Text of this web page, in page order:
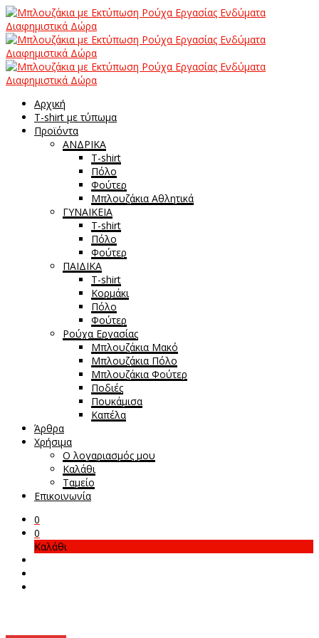
Αρχική
T-shirt με τύπωμα
Προϊόντα
ΑΝΔΡΙΚΑ
T-shirt
Πόλο
Φούτερ
Μπλουζάκια Αθλητικά
ΓΥΝΑΙΚΕΙΑ
T-shirt
Πόλο
Φούτερ
ΠΑΙΔΙΚΑ
T-shirt
Κορμάκι
Πόλο
Φούτερ
Ρούχα Εργασίας
Μπλουζάκια Μακό
Μπλουζάκια Πόλο
Μπλουζάκια Φούτερ
Ποδιές
Πουκάμισα
Καπέλα
Άρθρα
Χρήσιμα
Ο λογαριασμός μου
Καλάθι
Ταμείο
Επικοινωνία
0
0
Καλάθι